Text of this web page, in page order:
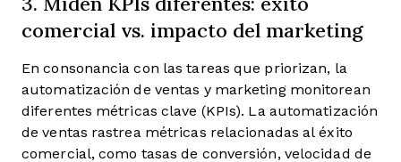
comercial vs. impacto del marketing
En consonancia con las tareas que priorizan, la
automatización de ventas y marketing monitorean
diferentes métricas clave (KPIs). La automatización
de ventas rastrea métricas relacionadas al éxito
comercial, como tasas de conversión, velocidad de